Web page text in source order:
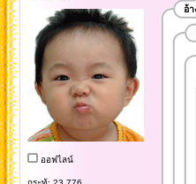
ออฟไลน์
อ้า